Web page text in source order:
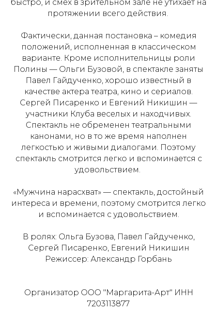
быстро, и смех в зрительном зале не утихает на
протяжении всего действия.
Фактически, данная постановка – комедия
положений, исполненная в классическом
варианте. Кроме исполнительницы роли
Полины — Ольги Бузовой, в спектакле заняты
Павел Гайдученко, хорошо известный в
качестве актера театра, кино и сериалов.
Сергей Писаренко и Евгений Никишин —
участники Клуба веселых и находчивых.
Спектакль не обременен театральными
канонами, но в то же время наполнен
легкостью и живыми диалогами. Поэтому
спектакль смотрится легко и вспоминается с
удовольствием.
«Мужчина нарасхват» — спектакль, достойный
интереса и времени, поэтому смотрится легко
и вспоминается с удовольствием.
В ролях: Ольга Бузова, Павел Гайдученко,
Сергей Писаренко, Евгений Никишин
Режиссер: Александр Горбань
Организатор ООО "Маргарита-Арт" ИНН
7203113877